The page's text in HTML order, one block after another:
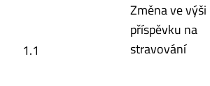
1.1
Změna ve výši
příspěvku na
stravování